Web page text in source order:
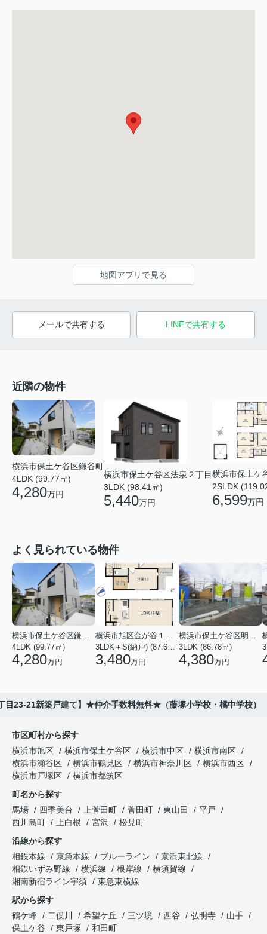
地図アプリで見る
メールで共有する LINEで共有する
近隣の物件
横浜市保土ケ谷区鎌谷町
4LDK (99.77㎡)
4,280万円
横浜市保土ケ谷区法泉２丁目
3LDK (98.41㎡)
5,440万円
横浜市保土ケ
2SLDK
6,599万円
よく見られている物件
4LDK (99.77㎡)
4,280万円 3,480万円
3LDK (86.78㎡)
4,380万円
目23-21新築戸建て】★仲介手数料無料★（藤塚小学校・橘中学校）
市区町村から探す
横浜市旭区
横浜市保土ケ谷区 横浜市中区
横浜市南区
横浜市瀬谷区
横浜市鶴見区 横浜市神奈川区
横浜市西区
横浜市戸塚区
横浜市都筑区
町名から探す
馬場
四季美台 上菅田町 菅田町 東山田
平戸
西川島町
上白根 宮沢
松見町
沿線から探す
相鉄本線
京急本線 ブルーライン
京浜東北線
相鉄いずみ野線
横浜線 根岸線
横須賀線
湘南新宿ライン宇須
東急東横線
駅から探す
鶴ケ峰
二俣川 希望ケ丘 三ツ境 西谷 弘明寺
山手
保土ケ谷
東戸塚 和田町